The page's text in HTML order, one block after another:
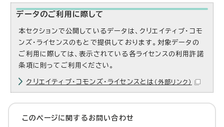
データのご利用に際して
本セクションで公開しているデータは、クリエイティブ・コモ
ンズ・ライセンスのもとで提供しております。対象データの
ご利用に際しては、表示されている各ライセンスの利用許諾
条項に則ってご利用ください。
クリエイティブ・コモンズ・ライセンスとは （外部リンク）
このページに関する お問い合わせ